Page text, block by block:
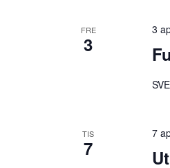
FRE
3
3
TIS
7
7